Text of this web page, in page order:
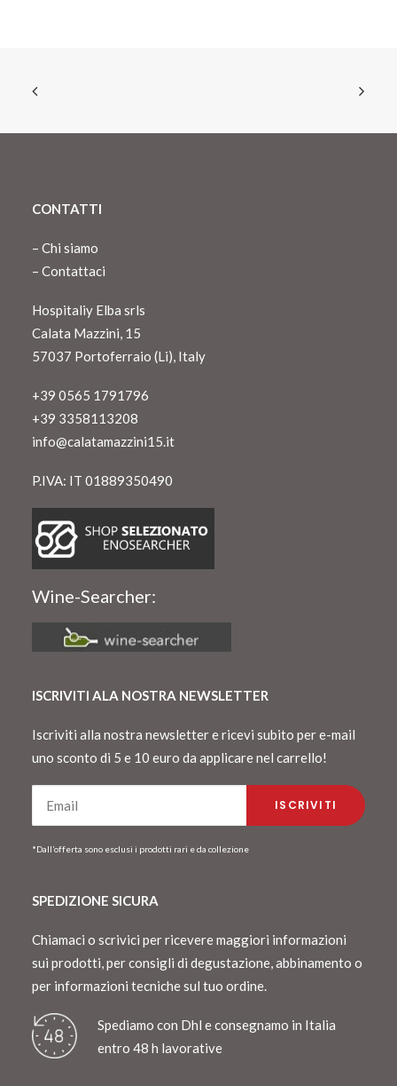
CONTATTI
– Chi siamo
– Contattaci
Hospitaliy Elba srls
Calata Mazzini, 15
57037 Portoferraio (Li), Italy
+39 0565 1791796
+39 3358113208
info@calatamazzini15.it
P.IVA: IT 01889350490
Wine-Searcher:
ISCRIVITI ALA NOSTRA NEWSLETTER
Iscriviti alla nostra newsletter e ricevi subito per e-mail
uno sconto di 5 e 10 euro da applicare nel carrello!
*Dall’offerta sono esclusi i prodotti rari e da collezione
SPEDIZIONE SICURA
Chiamaci o scrivici per ricevere maggiori informazioni
sui prodotti, per consigli di degustazione, abbinamento o
per informazioni tecniche sul tuo ordine.
Spediamo con Dhl e consegnamo in Italia
entro 48 h lavorative